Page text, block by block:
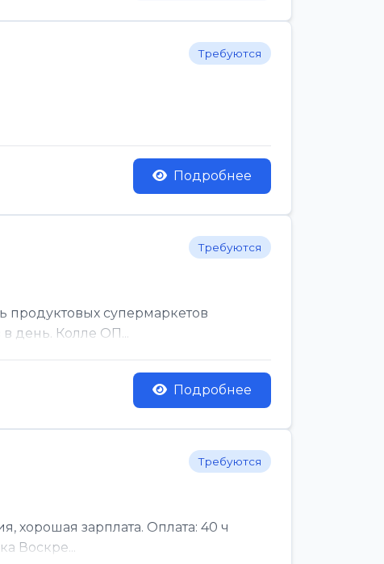
Требуются
Подробнее
Требуются
супермаркетов
день. Колле ОП...
Подробнее
Требуются
зарплата. Оплата: 40 ч
Воскре...